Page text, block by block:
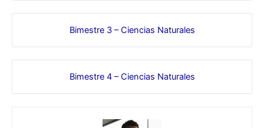
Bimestre 3 – Ciencias Naturales
Bimestre 4 – Ciencias Naturales